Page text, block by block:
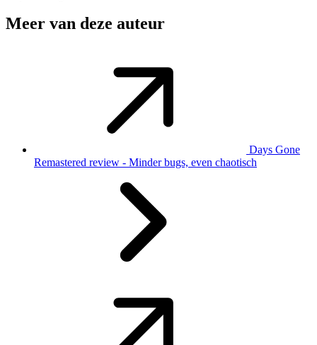
Meer van deze auteur
Days Gone
Remastered review - Minder bugs, even chaotisch